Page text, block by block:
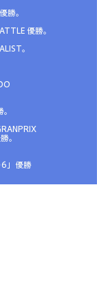
勝。
優勝。
。
。
」優勝